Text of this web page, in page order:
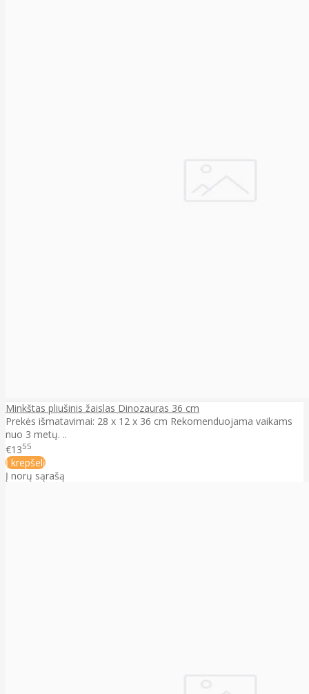
Minkštas pliušinis žaislas Dinozauras 36 cm
Prekės išmatavimai: 28 x 12 x 36 cm Rekomenduojama vaikams
nuo 3 metų. ..
€1355
Į krepšelį
Į norų sąrašą